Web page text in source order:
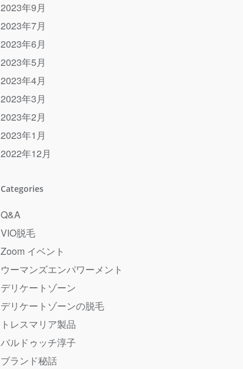
2023年9月
2023年7月
2023年6月
2023年5月
2023年4月
2023年3月
2023年2月
2023年1月
2022年12月
Categories
Q&A
VIO脱毛
Zoom イベント
ウーマンズエンパワーメント
デリケートゾーン
デリケートゾーンの脱毛
トレスマリア製品
バルドゥッチ淳子
ブランド秘話